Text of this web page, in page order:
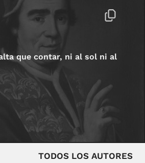
que contar, ni al sol ni al
TODOS LOS AUTORES